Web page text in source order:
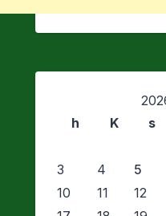
h
K s
3
4 5
10
11 12